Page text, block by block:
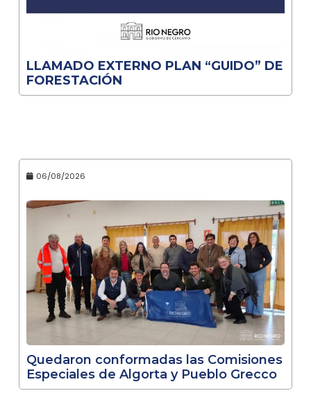
LLAMADO EXTERNO PLAN “GUIDO” DE
FORESTACIÓN
06/08/2026
Quedaron conformadas las Comisiones
Especiales de Algorta y Pueblo Grecco